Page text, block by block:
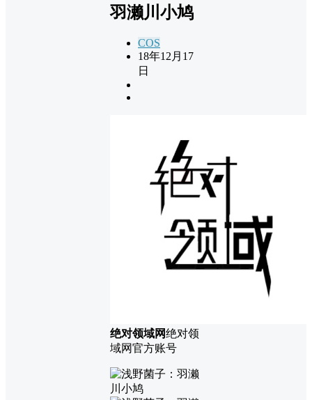
羽濑川小鸠
COS
18年12月17
日
绝对领域网绝对领
域网官方账号